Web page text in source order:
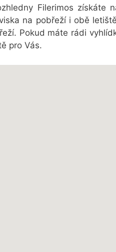
Filerimos získáte
na pobřeží i obě
Pokud máte rádi
pro Vás.